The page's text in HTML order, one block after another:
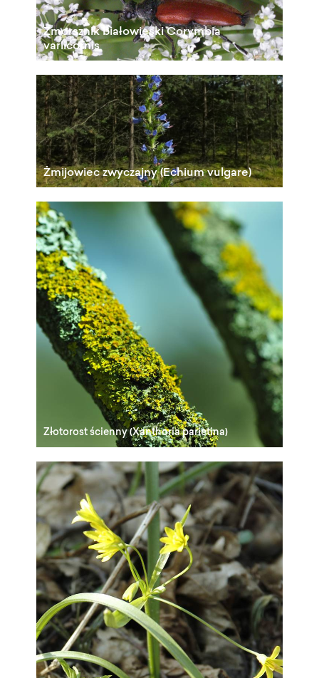
Zmorsznik białowieski Corymbia
variicornis
Żmijowiec zwyczajny (Echium vulgare)
Złotorost ścienny (Xanthoria parietina)